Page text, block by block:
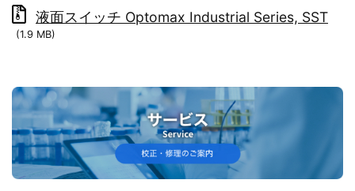
液面スイッチ Optomax Industrial Series, SST
(1.9 MB)